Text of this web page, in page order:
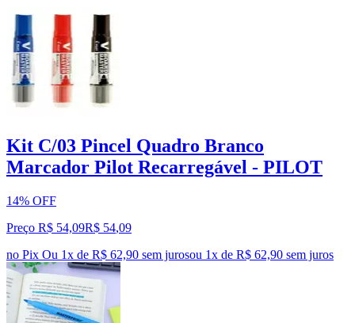
Kit C/03 Pincel Quadro Branco
Marcador Pilot Recarregável - PILOT
14% OFF
Preço R$ 54,09R$ 54,09
no Pix Ou 1x de R$ 62,90 sem jurosou 1x de R$ 62,90 sem juros